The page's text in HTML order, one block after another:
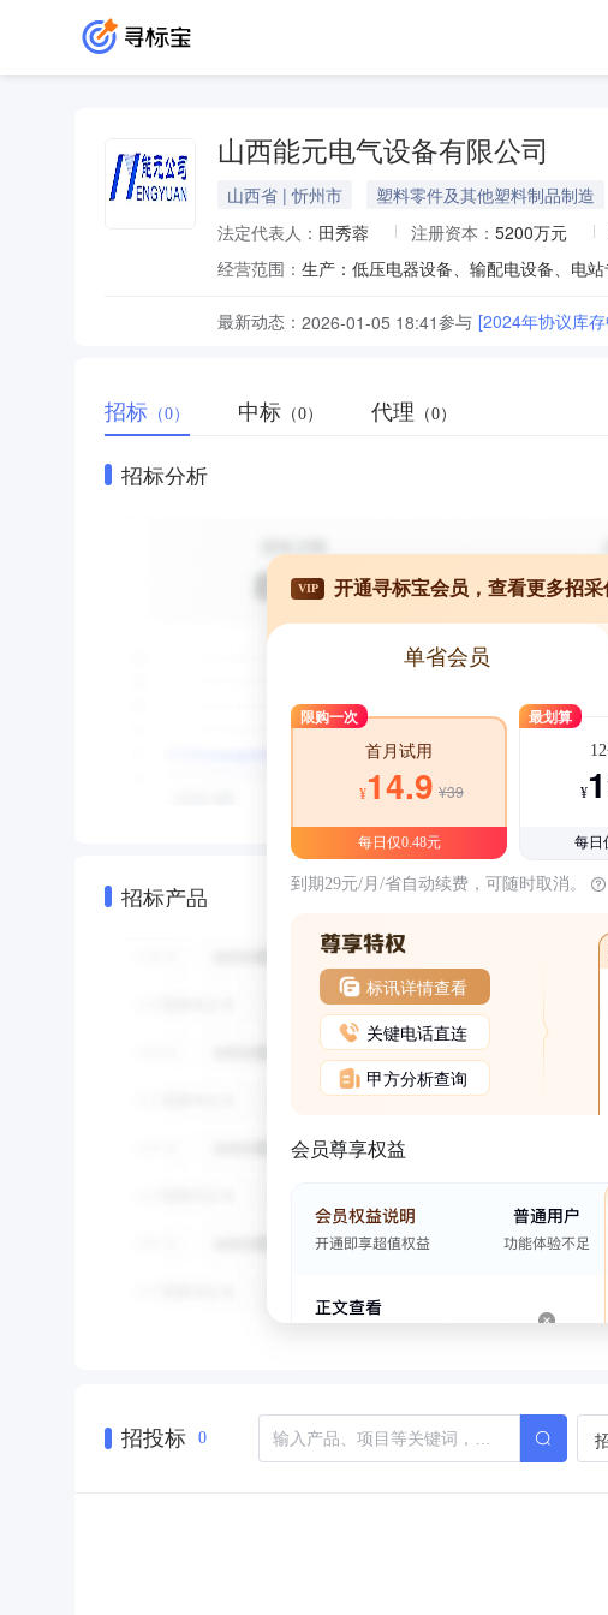
山西能元电气设备有限公司
山西省 | 忻州市 塑料零件及其他塑料制品制造
法定代表人： 田秀蓉 注册资本： 5200万元
经营范围：
最新动态： 2026-01-05 18:41参与 [2024年协议库
招标 （0） 中标 （0） 代理 （0）
招标分析
招标产品
VIP 开通寻标宝会员，查看更多招采
单省会员
限购一次
首月试用
¥14.9 ¥39
每日仅0.48元
最划算
¥
每日
到期29元/月/省自动续费，可随时取消。
标讯详情查看
关键电话直连
甲方分析查询
会员尊享权益
招投标 0